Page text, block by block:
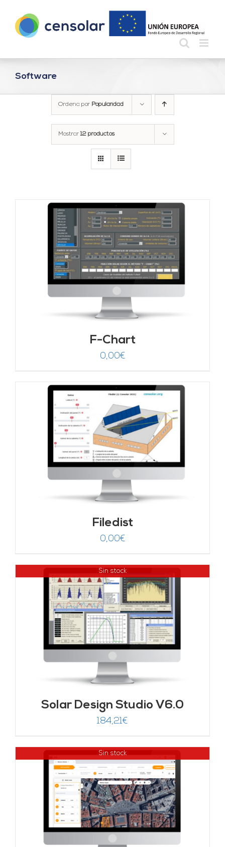
contenido
Software
Ordena por Popularidad
Mostrar12 productos
F-Chart
0,00€
Filedist
0,00€
Sin stock
Solar Design Studio V6.0
184,21€
Sin stock